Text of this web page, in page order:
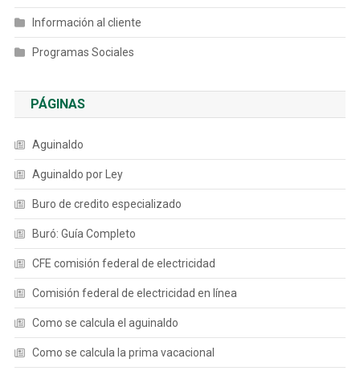
Información al cliente
Programas Sociales
PÁGINAS
Aguinaldo
Aguinaldo por Ley
Buro de credito especializado
Buró: Guía Completo
CFE comisión federal de electricidad
Comisión federal de electricidad en línea
Como se calcula el aguinaldo
Como se calcula la prima vacacional